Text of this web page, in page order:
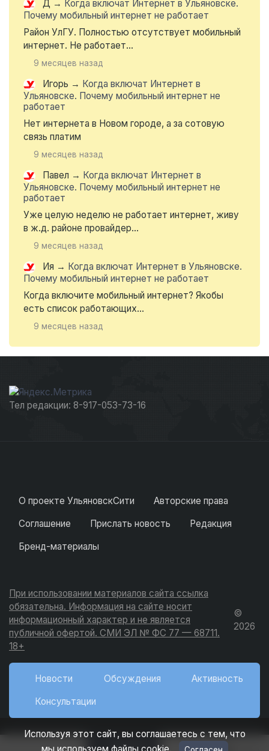
Д → Когда включат Интернет в Ульяновске.
Почему мобильный интернет не работает
Район УлГУ. Полностью отсутствует мобильный
интернет. Не работает...
9 месяцев назад
Игорь → Когда включат Интернет в
Ульяновске. Почему мобильный интернет не
работает
Нет интернета в Новом городе, а за сотовую
связь платим
9 месяцев назад
Павел → Когда включат Интернет в
Ульяновске. Почему мобильный интернет не
работает
Уже целую неделю не работает интернет, живу
в ж.д. районе провайдер...
9 месяцев назад
Ия → Когда включат Интернет в Ульяновске.
Почему мобильный интернет не работает
Когда включите мобильный интернет? Якобы
есть список работающих...
9 месяцев назад
Тел редакции: 8-917-053-73-16
О проекте УльяновскСити
Авторские права
Соглашение
Прислать новость
Редакция
Бренд-материалы
При использовании материалов сайта ссылка
обязательна. Информация на сайте носит
информационный характер и не является
публичной офертой. СМИ ЭЛ № ФС 77 — 68711.
18+
©
2026
Новости Обсуждения
Активность
Консультации
Добавить
Используя этот сайт, вы соглашаетесь с тем, что